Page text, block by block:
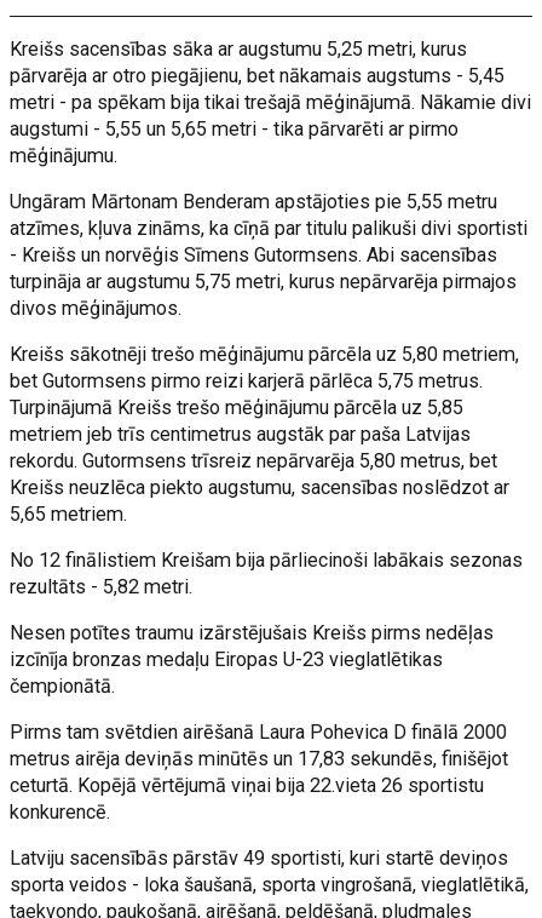
Kreišs sacensības sāka ar augstumu 5,25 metri, kurus
pārvarēja ar otro piegājienu, bet nākamais augstums - 5,45
metri - pa spēkam bija tikai trešajā mēģinājumā. Nākamie divi
augstumi - 5,55 un 5,65 metri - tika pārvarēti ar pirmo
mēģinājumu.
Ungāram Mārtonam Benderam apstājoties pie 5,55 metru
atzīmes, kļuva zināms, ka cīņā par titulu palikuši divi sportisti
- Kreišs un norvēģis Sīmens Gutormsens. Abi sacensības
turpināja ar augstumu 5,75 metri, kurus nepārvarēja pirmajos
divos mēģinājumos.
Kreišs sākotnēji trešo mēģinājumu pārcēla uz 5,80 metriem,
bet Gutormsens pirmo reizi karjerā pārlēca 5,75 metrus.
Turpinājumā Kreišs trešo mēģinājumu pārcēla uz 5,85
metriem jeb trīs centimetrus augstāk par paša Latvijas
rekordu. Gutormsens trīsreiz nepārvarēja 5,80 metrus, bet
Kreišs neuzlēca piekto augstumu, sacensības noslēdzot ar
5,65 metriem.
No 12 finālistiem Kreišam bija pārliecinoši labākais sezonas
rezultāts - 5,82 metri.
Nesen potītes traumu izārstējušais Kreišs pirms nedēļas
izcīnīja bronzas medaļu Eiropas U-23 vieglatlētikas
čempionātā.
Pirms tam svētdien airēšanā Laura Pohevica D finālā 2000
metrus airēja deviņās minūtēs un 17,83 sekundēs, finišējot
ceturtā. Kopējā vērtējumā viņai bija 22.vieta 26 sportistu
konkurencē.
Latviju sacensībās pārstāv 49 sportisti, kuri startē deviņos
sporta veidos - loka šaušanā, sporta vingrošanā, vieglatlētikā,
taekvondo, paukošanā, airēšanā, peldēšanā, pludmales